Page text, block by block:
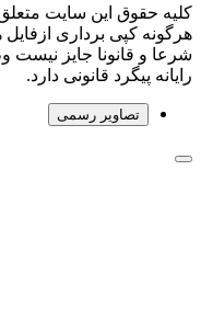
کلیه حقوق این سایت
هرگونه کپی برداری
رایانه پیگرد قانونی دارد.
تصاویر رسمی